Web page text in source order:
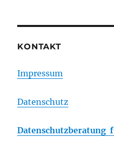
KONTAKT
Impressum
Datenschutz
Datenschutzberatung